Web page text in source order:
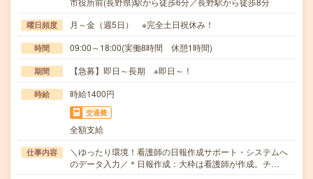
曜日頻度 月～金（週5日） ※完全土日祝休み！
時間 09:00～18:00(実働8時間 休憩1時間)
期間 【急募】即日～長期 ※即日～！
時給 時給1400円
交通費
全額支給
仕事内容
＼ゆったり環境！看護師の日報作成サポート・システムへ
のデータ入力／＊日報作成：大枠は看護師が作成。チ…